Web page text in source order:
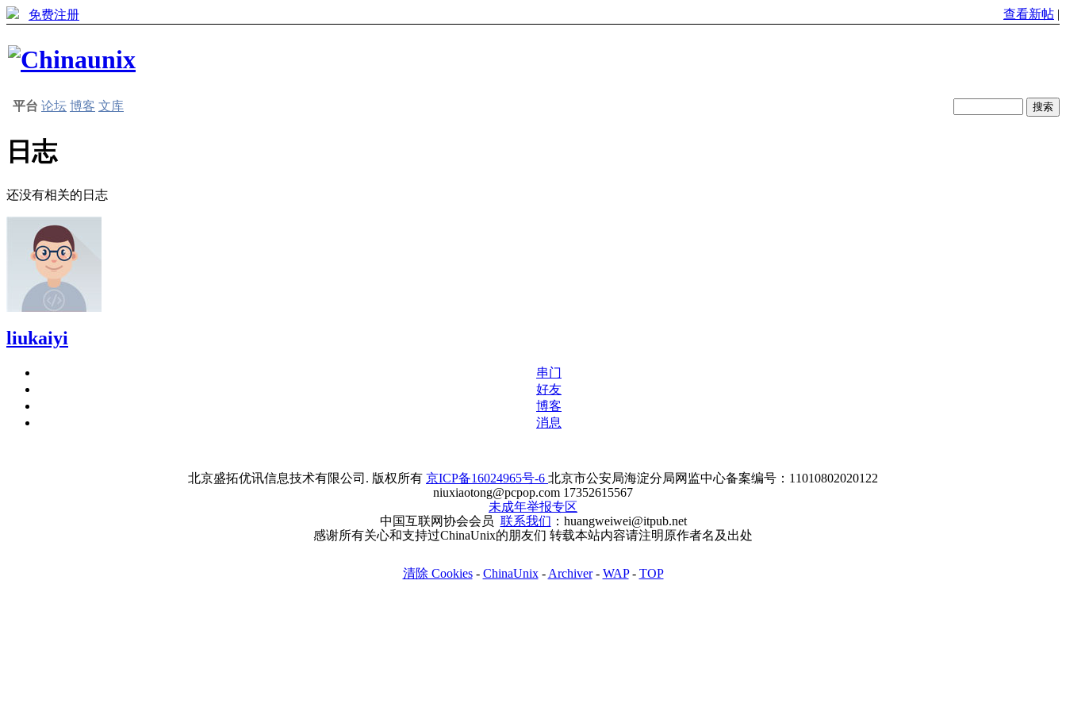
免费注册 查看新帖 |
平台 论坛 博客 文库
日志
还没有相关的日志
liukaiyi
串门
好友
博客
消息
北京盛拓优讯信息技术有限公司. 版权所有 京ICP备16024965号-6 北京市公安局海淀分局网监中心备案编号：11010802020122
niuxiaotong@pcpop.com 17352615567
未成年举报专区
中国互联网协会会员 联系我们 ：huangweiwei@itpub.net
感谢所有关心和支持过ChinaUnix的朋友们 转载本站内容请注明原作者名及出处
清除 Cookies- ChinaUnix- Archiver- WAP- TOP